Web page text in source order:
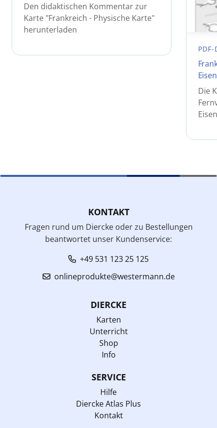
Den didaktischen Kommentar zur
Karte "Frankreich - Physische Karte"
herunterladen
PDF-
Die
KONTAKT
Fragen rund um Diercke oder zu Bestellungen
beantwortet unser Kundenservice:
+49 531 123 25 125
onlineprodukte@westermann.de
DIERCKE
Karten
Unterricht
Shop
Info
SERVICE
Hilfe
Diercke Atlas Plus
Kontakt